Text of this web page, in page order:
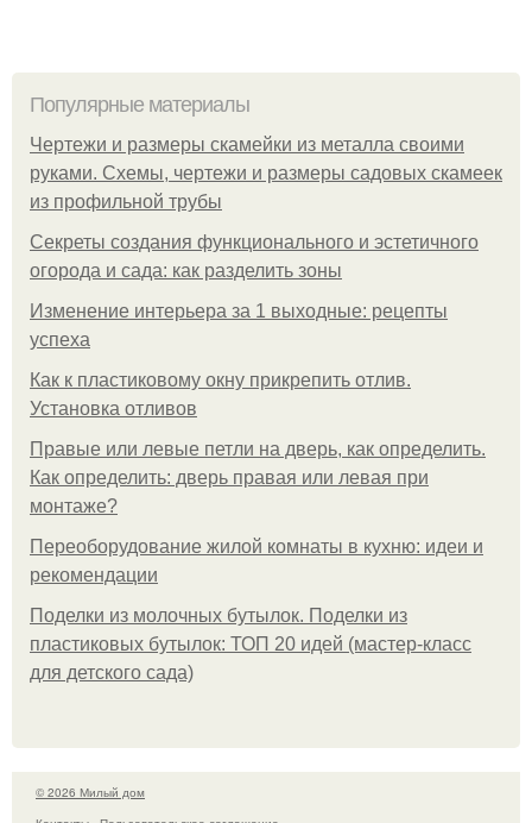
Популярные материалы
Чертежи и размеры скамейки из металла своими
руками. Схемы, чертежи и размеры садовых скамеек
из профильной трубы
Секреты создания функционального и эстетичного
огорода и сада: как разделить зоны
Изменение интерьера за 1 выходные: рецепты
успеха
Как к пластиковому окну прикрепить отлив.
Установка отливов
Правые или левые петли на дверь, как определить.
Как определить: дверь правая или левая при
монтаже?
Переоборудование жилой комнаты в кухню: идеи и
рекомендации
Поделки из молочных бутылок. Поделки из
пластиковых бутылок: ТОП 20 идей (мастер-класс
для детского сада)
© 2026 Милый дом